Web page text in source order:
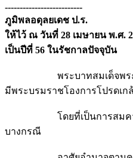
--------------------------
ภูมิพลอดุลยเดช ป.ร.
ให้ไว้ ณ วันที่ 28 เมษายน พ.ศ.
เป็นปีที่ 56 ในรัชกาลปัจจุบัน
พระบาทสมเด็จพระปร
มีพระบรมราชโองการโปรดเก
โดยที่เป็นการสมควรล
บางกรณี